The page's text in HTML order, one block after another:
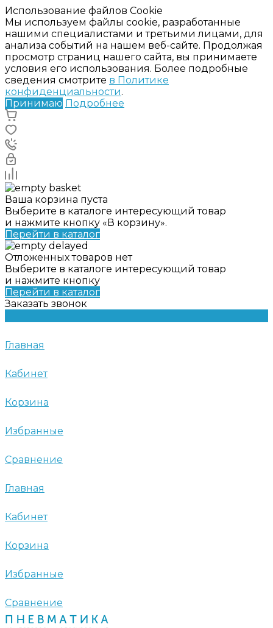
Использование файлов Cookie
Мы используем файлы cookie, разработанные
нашими специалистами и третьими лицами, для
анализа событий на нашем веб-сайте. Продолжая
просмотр страниц нашего сайта, вы принимаете
условия его использования. Более подробные
сведения смотрите в Политике
конфиденциальности.
Принимаю Подробнее
Ваша корзина пуста
Выберите в каталоге интересующий товар
и нажмите кнопку «В корзину».
Перейти в каталог
Отложенных товаров нет
Выберите в каталоге интересующий товар
и нажмите кнопку
Перейти в каталог
Заказать звонок
Главная
Кабинет
Корзина
Избранные
Сравнение
Главная
Кабинет
Корзина
Избранные
Сравнение